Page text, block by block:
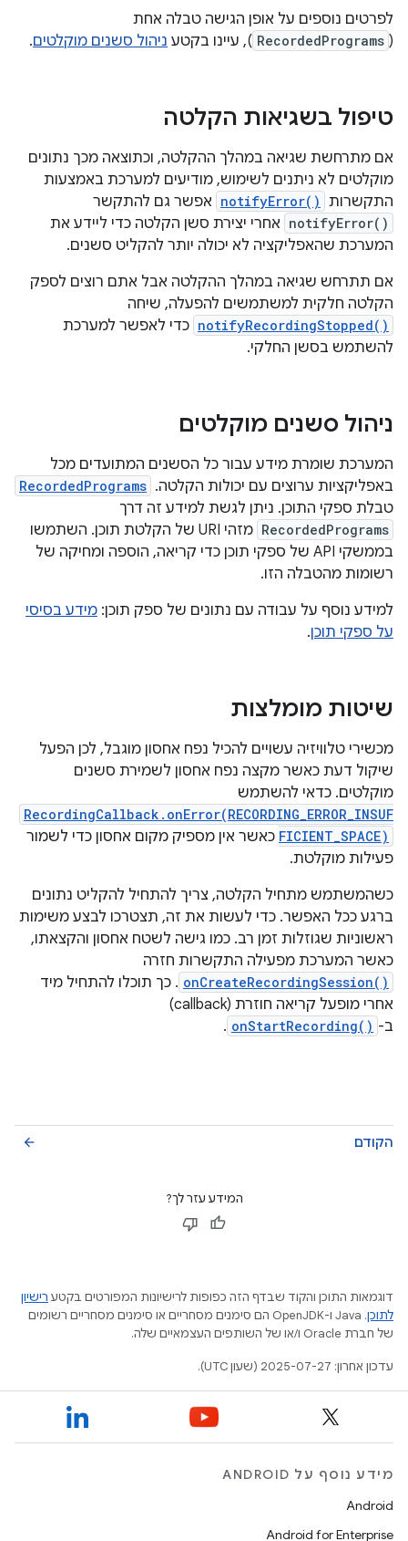
לפרטים נוספים על אופן הגישה טבלה אחת
(
RecordedPrograms ), עיינו בקטע ניהול סשנים מוקלטים.
טיפול בשגיאות הקלטה
אם מתרחשת שגיאה במהלך ההקלטה, וכתוצאה מכך נתונים
מוקלטים לא ניתנים לשימוש, מודיעים למערכת באמצעות
התקשרות notifyError() אפשר גם להתקשר
notifyError() אחרי יצירת סשן הקלטה כדי ליידע את
המערכת שהאפליקציה לא יכולה יותר להקליט סשנים.
אם תתרחש שגיאה במהלך ההקלטה אבל אתם רוצים לספק
הקלטה חלקית למשתמשים להפעלה, שיחה
notifyRecordingStopped() כדי לאפשר למערכת
להשתמש בסשן החלקי.
ניהול סשנים מוקלטים
המערכת שומרת מידע עבור כל הסשנים המתועדים מכל
באפליקציות ערוצים עם יכולות הקלטה. RecordedPrograms
טבלת ספקי התוכן. ניתן לגשת למידע זה דרך
RecordedPrograms
מזהי URI של הקלטת תוכן. השתמשו
בממשקי API של ספקי תוכן כדי קריאה, הוספה ומחיקה של
רשומות מהטבלה הזו.
למידע נוסף על עבודה עם נתונים של ספק תוכן: מידע בסיסי
על ספקי תוכן.
שיטות מומלצות
מכשירי טלוויזיה עשויים להכיל נפח אחסון מוגבל, לכן הפעל
שיקול דעת כאשר מקצה נפח אחסון לשמירת סשנים
מוקלטים. כדאי להשתמש
RecordingCallback.onError(RECORDING_ERROR_INSUF
FICIENT_SPACE) כאשר אין מספיק מקום אחסון כדי לשמור
פעילות מוקלטת.
כשהמשתמש מתחיל הקלטה, צריך להתחיל להקליט נתונים
ברגע ככל האפשר. כדי לעשות את זה, תצטרכו לבצע משימות
ראשוניות שגוזלות זמן רב. כמו גישה לשטח אחסון והקצאתו,
כאשר המערכת מפעילה התקשרות חזרה
onCreateRecordingSession() . כך תוכלו להתחיל מיד
אחרי מופעל קריאה חוזרת (callback)
ב- onStartRecording()
.
הקודם arrow_back
המידע עזר לך?
דוגמאות התוכן והקוד שבדף הזה כפופות לרישיונות המפורטים בקטע רישיון
לתוכן
.‏ Java ו-OpenJDK הם סימנים מסחריים או סימנים מסחריים רשומים
של חברת Oracle ו/או של השותפים העצמאיים שלה.
עדכון אחרון: 2025-07-27 (שעון UTC).
מידע נוסף על ANDROID
Android
Android for Enterprise